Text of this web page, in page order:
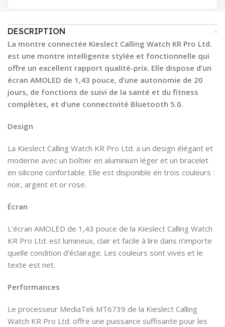
DESCRIPTION
La montre connectée Kieslect Calling Watch KR Pro Ltd.
est une montre intelligente stylée et fonctionnelle qui
offre un excellent rapport qualité-prix. Elle dispose d’un
écran AMOLED de 1,43 pouce, d’une autonomie de 20
jours, de fonctions de suivi de la santé et du fitness
complètes, et d’une connectivité Bluetooth 5.0.
Design
La Kieslect Calling Watch KR Pro Ltd. a un design élégant et
moderne avec un boîtier en aluminium léger et un bracelet
en silicone confortable. Elle est disponible en trois couleurs :
noir, argent et or rose.
Écran
L’écran AMOLED de 1,43 pouce de la Kieslect Calling Watch
KR Pro Ltd. est lumineux, clair et facile à lire dans n’importe
quelle condition d’éclairage. Les couleurs sont vives et le
texte est net.
Performances
Le processeur MediaTek MT6739 de la Kieslect Calling
Watch KR Pro Ltd. offre une puissance suffisante pour les